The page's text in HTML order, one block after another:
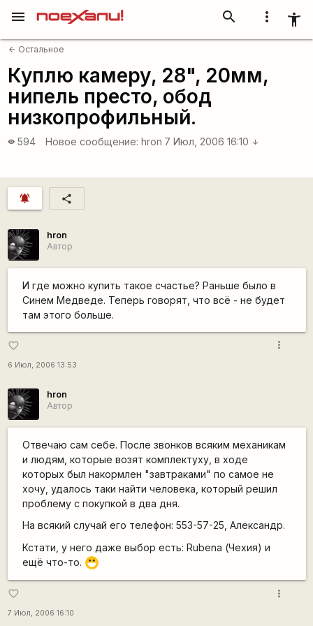
more_vert accessibility_new
search
menu
arrow_back Остальное
Куплю камеру, 28", 20мм,
нипель престо, обод
низкопрофильный.
visibility 594 Новое сообщение: hron 7 Июл, 2006 16:10 arrow_downward
notifications_active share
hron
Автор
И где можно купить такое счастье? Раньше было в
Синем Медведе. Теперь говорят, что всё - не будет
там этого больше.
favorite_border
6 Июл, 2006 13:53
more_vert
hron
Автор
Отвечаю сам себе. После звонков всяким механикам
и людям, которые возят комплектуху, в ходе
которых был накормлен "завтраками" по самое не
хочу, удалось таки найти человека, который решил
проблему с покупкой в два дня.
На всякий случай его телефон: 553-57-25, Александр.
Кстати, у него даже выбор есть: Rubena (Чехия) и
ещё что-то. :D
favorite_border
7 Июл, 2006 16:10
more_vert